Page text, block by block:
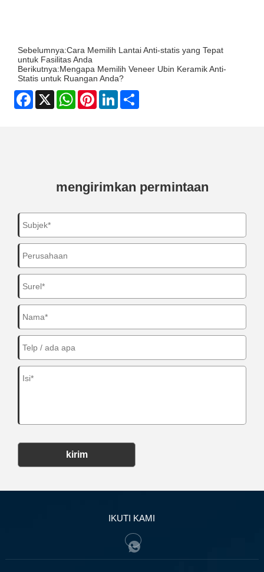
Sebelumnya:Cara Memilih Lantai Anti-statis yang Tepat
untuk Fasilitas Anda
Berikutnya:Mengapa Memilih Veneer Ubin Keramik Anti-
Statis untuk Ruangan Anda?
Facebook
X WhatsAppPinterestLinkedIn
mengirimkan permintaan
kirim
IKUTI KAMI